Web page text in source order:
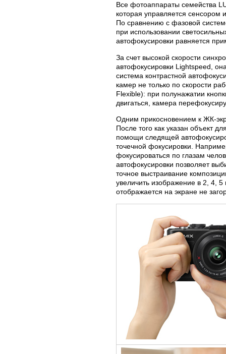
Все фотоаппараты семейства
которая управляется сенсором
По сравнению с фазовой
при использовании
автофокусировки равняется
За счет высокой скорости
автофокусировки Lightspeed,
система контрастной
камер не только по скорости
Flexible): при полунажатии
двигаться, камера
Одним прикосновением к ЖК-
После того как указан объект
помощи следящей
точечной фокусировки.
фокусироваться по глазам
автофокусировки позволяет
точное выстраивание
увеличить изображение в 2, 4,
отображается на экране не